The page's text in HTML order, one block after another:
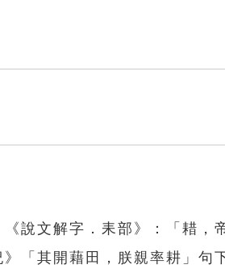
說文解字．耒部》：「耤，
》「其開藉田，朕親率耕」